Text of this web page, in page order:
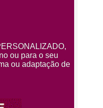
ou para o seu
ou adaptação de